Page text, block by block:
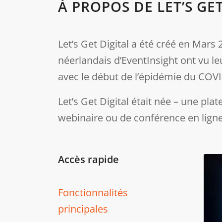
À PROPOS DE LET’S
Let’s Get Digital a été créé en
néerlandais d’EventInsight ont vu
avec le début de l’épidémie du
Let’s Get Digital était née – une
webinaire ou de conférence en
Accès rapide
Fonctionnalités
principales